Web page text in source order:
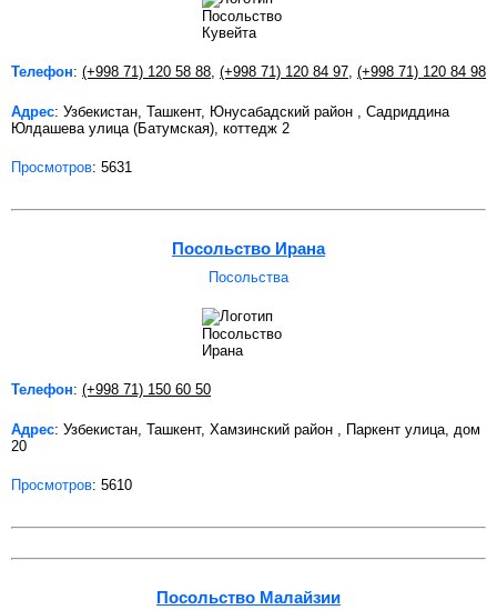
Телефон: (+998 71) 120 58 88, (+998 71) 120 84 97, (+998 71) 120 84 98
Адрес: Узбекистан, Ташкент, Юнусабадский район , Садриддина
Юлдашева улица (Батумская), коттедж 2
Просмотров: 5631
Посольство Ирана
Посольства
Телефон: (+998 71) 150 60 50
Адрес: Узбекистан, Ташкент, Хамзинский район , Паркент улица, дом
20
Просмотров: 5610
Посольство Малайзии